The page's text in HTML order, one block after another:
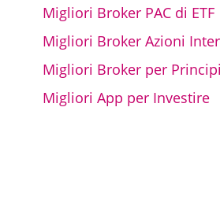
Migliori Broker PAC di ETF
Migliori Broker Azioni
Migliori Broker per
Migliori App per Investire